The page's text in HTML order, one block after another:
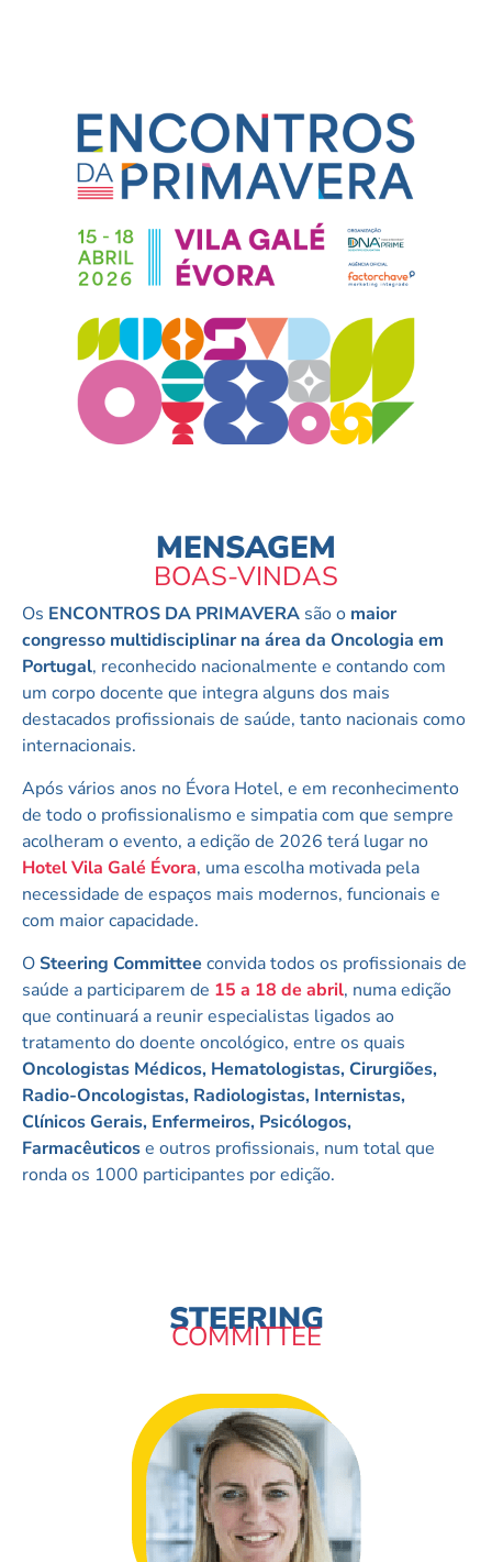
MENSAGEM
BOAS-VINDAS
Os ENCONTROS DA PRIMAVERA são o maior
congresso multidisciplinar na área da Oncologia em
Portugal, reconhecido nacionalmente e contando com
um corpo docente que integra alguns dos mais
destacados profissionais de saúde, tanto nacionais como
internacionais.
Após vários anos no Évora Hotel, e em reconhecimento
de todo o profissionalismo e simpatia com que sempre
acolheram o evento, a edição de 2026 terá lugar no
Hotel Vila Galé Évora, uma escolha motivada pela
necessidade de espaços mais modernos, funcionais e
com maior capacidade.
OSteering Committee convida todos os profissionais de
saúde a participarem de 15 a 18 de abril, numa edição
que continuará a reunir especialistas ligados ao
tratamento do doente oncológico, entre os quais
Oncologistas Médicos, Hematologistas, Cirurgiões,
Radio-Oncologistas, Radiologistas, Internistas,
Clínicos Gerais, Enfermeiros, Psicólogos,
Farmacêuticose outros profissionais, num total que
ronda os 1000 participantes por edição.
STEERING
COMMITTEE